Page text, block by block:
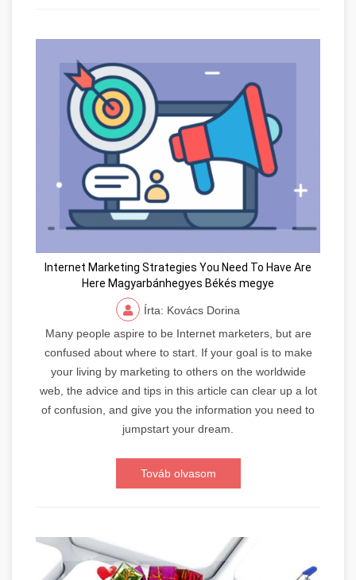
Internet Marketing Strategies You Need To Have Are
Here Magyarbánhegyes Békés megye
Írta: Kovács Dorina
Many people aspire to be Internet marketers, but are
confused about where to start. If your goal is to make
your living by marketing to others on the worldwide
web, the advice and tips in this article can clear up a lot
of confusion, and give you the information you need to
jumpstart your dream.
Továb olvasom